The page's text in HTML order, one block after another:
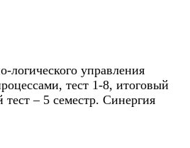
логического управления
тест 1-8, итоговый
– 5 семестр. Синергия